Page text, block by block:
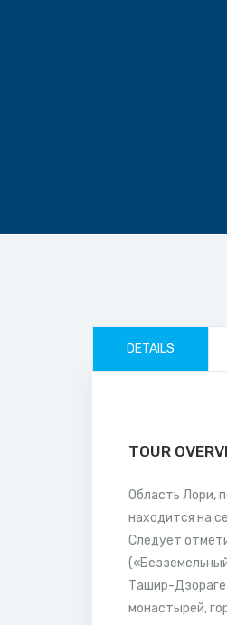
DETAILS
TOUR
Область Лори,
находится на
Следует
Ташир-
монастырей,